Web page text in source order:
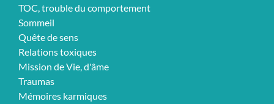
TOC, trouble du comportement
Sommeil
Quête de sens
Relations toxiques
Mission de Vie, d'âme
Traumas
Mémoires karmiques